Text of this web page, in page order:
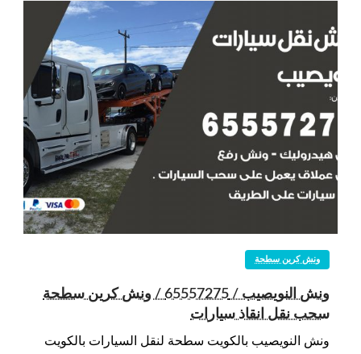
ونش كرين سطحة
ونش النويصيب / 65557275 / ونش كرين سطحة
سحب نقل انقاذ سيارات
ونش النويصيب بالكويت سطحة لنقل السيارات بالكويت